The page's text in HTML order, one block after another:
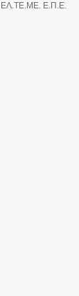
ΕΛ.ΤΕ.ΜΕ. Ε.Π.Ε.